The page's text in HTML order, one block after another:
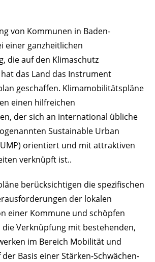
von Kommunen in Baden-
einer ganzheitlichen
die auf den Klimaschutz
das Land das Instrument
geschaffen. Klimamobilitätspläne
einen hilfreichen
der sich an international übliche
Sustainable Urban
) orientiert und mit attraktiven
verknüpft ist..
berücksichtigen die spezifischen
der lokalen
einer Kommune und schöpfen
Verknüpfung mit bestehenden,
n im Bereich Mobilität und
der Basis einer Stärken-Schwächen-